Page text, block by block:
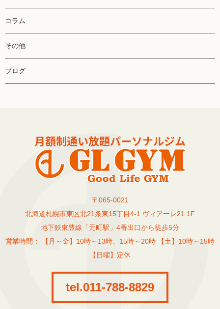
コラム
その他
ブログ
〒065-0021
北海道札幌市東区北21条東15丁目4-1 ヴィアーレ21 1F
地下鉄東豊線「元町駅」4番出口から徒歩5分
営業時間： 【月～金】10時～13時、15時～20時 【土】10時～15時
【日曜】定休
tel.011-788-8829